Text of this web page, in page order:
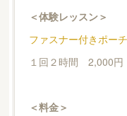
＜体験レッスン＞
ファスナー付きポー
１回２時間 2,000円
＜料金＞